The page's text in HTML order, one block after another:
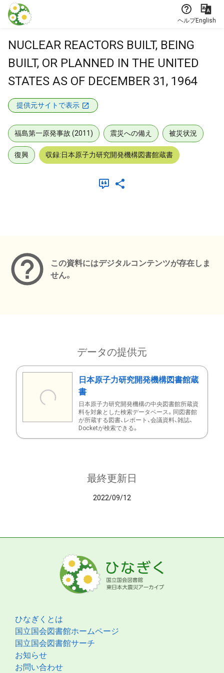
本文に飛ぶ
ヘルプEnglish
NUCLEAR REACTORS BUILT, BEING
BUILT, OR PLANNED IN THE UNITED
STATES AS OF DECEMBER 31, 1964
提供元サイトで表示
福島第一原発事故 (2011) 震災への備え 被災状況
復興 収録:日本原子力研究開発機構図書館蔵書
この資料にはデジタルコンテンツが存在しま
せん。
データの提供元
日本原子力研究開発機構図書館蔵
書
日本原子力研究開発機構の中央図書館所蔵資
料を対象とした検索データベース。同図書館
が所蔵する図書、レポート、会議資料、雑誌、
Docketが検索できる。
最終更新日
2022/09/12
ひなぎくとは
国立国会図書館ホームページ
国立国会図書館サーチ
お知らせ
お問い合わせ